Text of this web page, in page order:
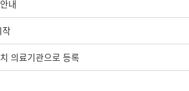
내
작
의료기관으로 등록